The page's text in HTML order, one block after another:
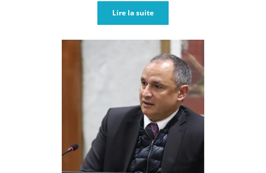
Lire la suite